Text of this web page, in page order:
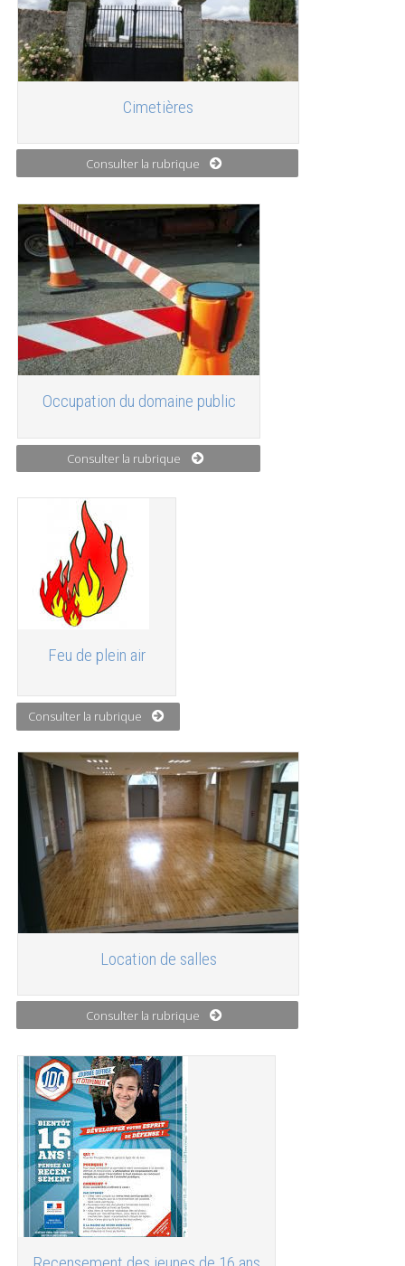
Cimetières
Consulter la rubrique
Occupation du domaine public
Consulter la rubrique
Feu de plein air
Consulter la rubrique
Location de salles
Consulter la rubrique